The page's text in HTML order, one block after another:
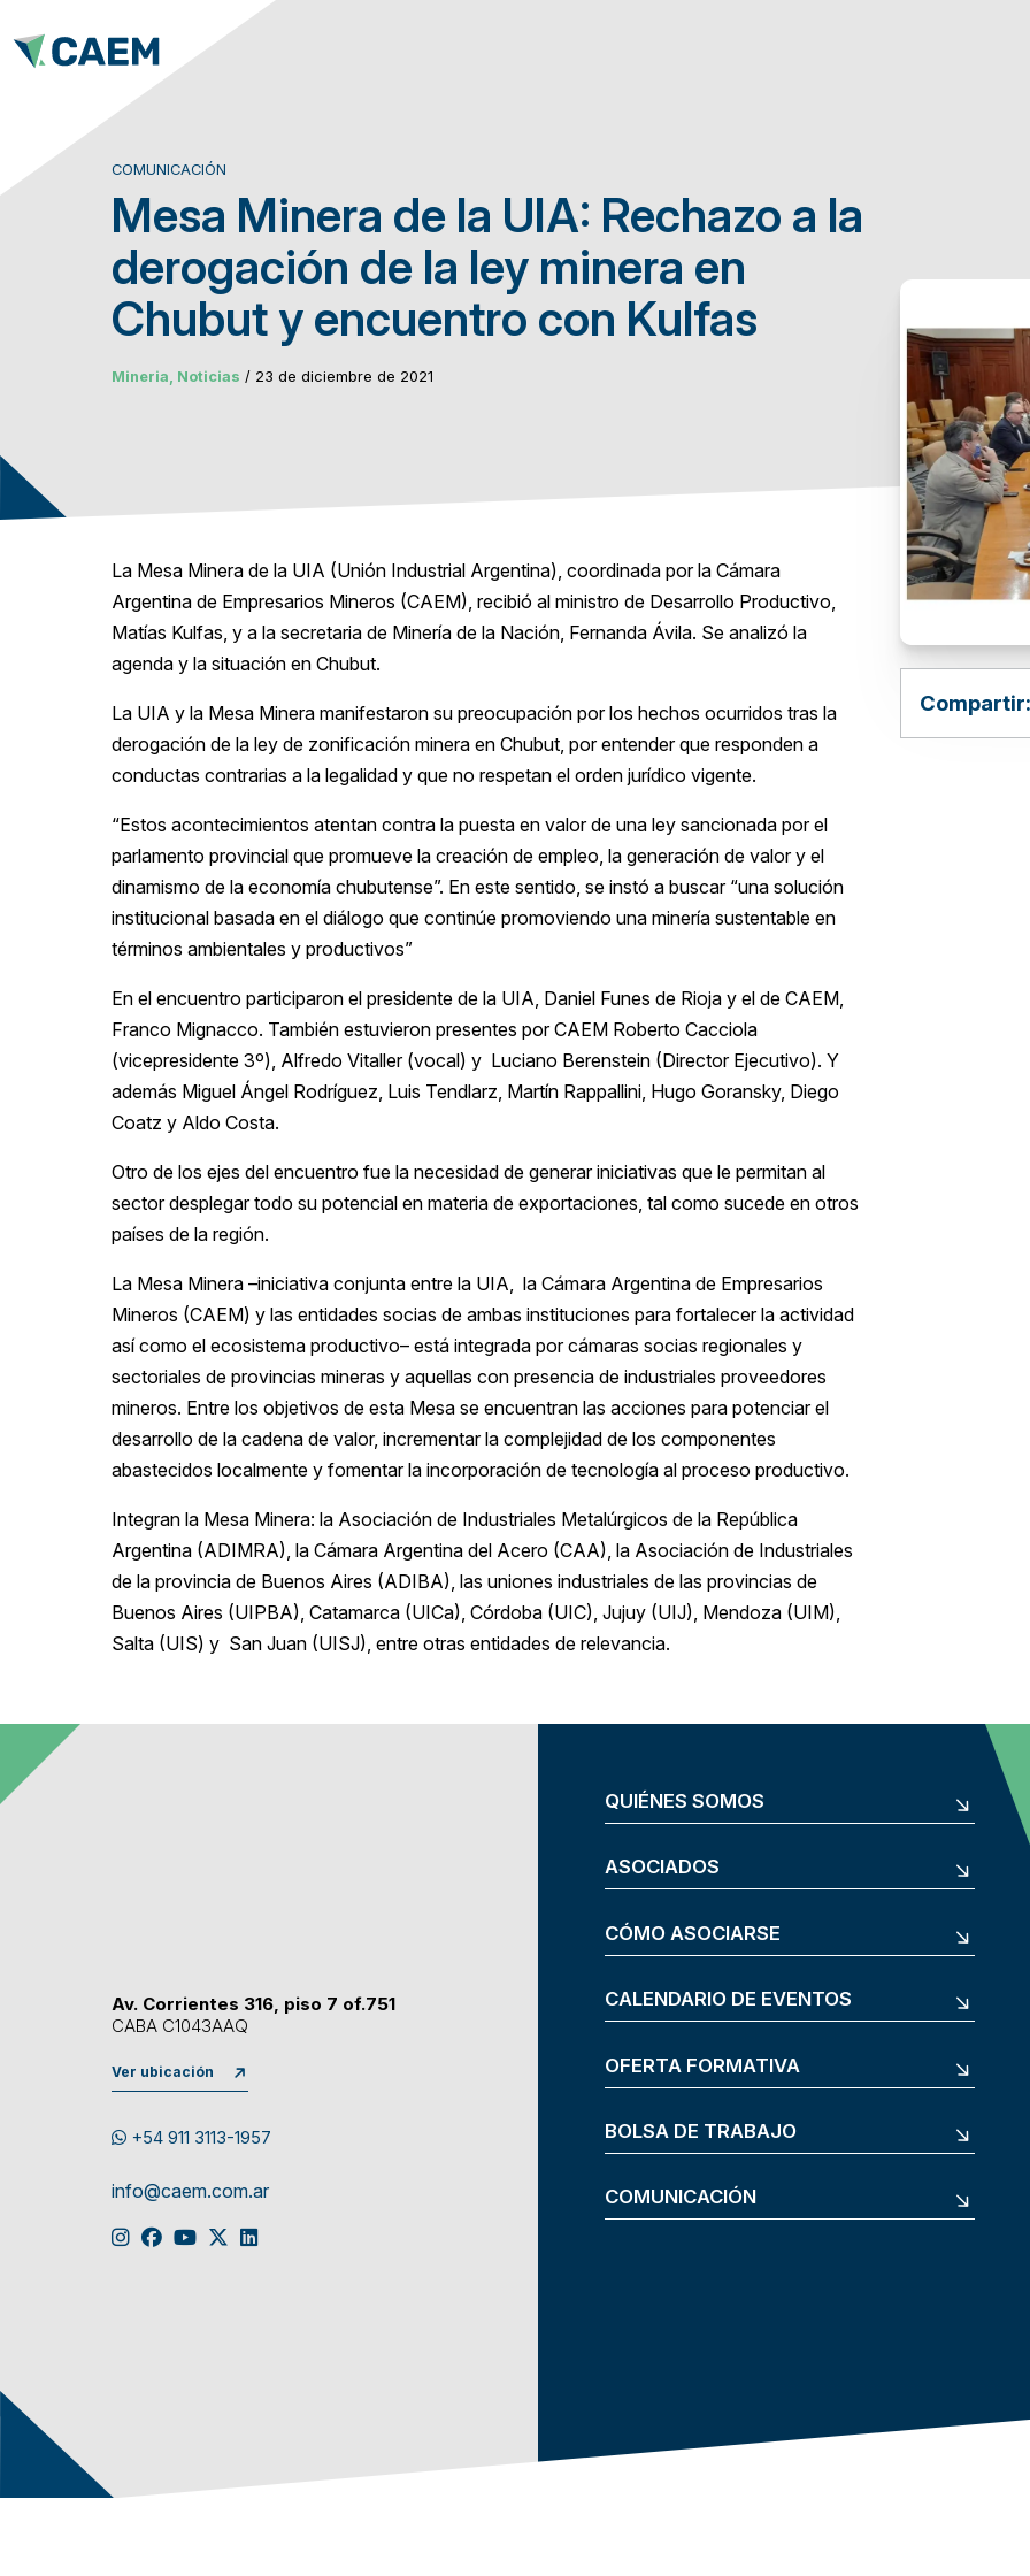
COMUNICACIÓN
Mesa Minera de la UIA: Rechazo a la
derogación de la ley minera en
Chubut y encuentro con Kulfas
Mineria, Noticias / 23 de diciembre de 2021
La Mesa Minera de la UIA (Unión Industrial Argentina), coordinada por la Cámara
Argentina de Empresarios Mineros (CAEM), recibió al ministro de Desarrollo Productivo,
Matías Kulfas, y a la secretaria de Minería de la Nación, Fernanda Ávila. Se analizó la
agenda y la situación en Chubut.
La UIA y la Mesa Minera manifestaron su preocupación por los hechos ocurridos tras la
derogación de la ley de zonificación minera en Chubut, por entender que responden a
conductas contrarias a la legalidad y que no respetan el orden jurídico vigente.
“Estos acontecimientos atentan contra la puesta en valor de una ley sancionada por el
parlamento provincial que promueve la creación de empleo, la generación de valor y el
dinamismo de la economía chubutense”. En este sentido, se instó a buscar “una solución
institucional basada en el diálogo que continúe promoviendo una minería sustentable en
términos ambientales y productivos”
En el encuentro participaron el presidente de la UIA, Daniel Funes de Rioja y el de CAEM,
Franco Mignacco. También estuvieron presentes por CAEM Roberto Cacciola
(vicepresidente 3º), Alfredo Vitaller (vocal) y Luciano Berenstein (Director Ejecutivo). Y
además Miguel Ángel Rodríguez, Luis Tendlarz, Martín Rappallini, Hugo Goransky, Diego
Coatz y Aldo Costa.
Otro de los ejes del encuentro fue la necesidad de generar iniciativas que le permitan al
sector desplegar todo su potencial en materia de exportaciones, tal como sucede en otros
países de la región.
La Mesa Minera –iniciativa conjunta entre la UIA, la Cámara Argentina de Empresarios
Mineros (CAEM) y las entidades socias de ambas instituciones para fortalecer la actividad
así como el ecosistema productivo– está integrada por cámaras socias regionales y
sectoriales de provincias mineras y aquellas con presencia de industriales proveedores
mineros. Entre los objetivos de esta Mesa se encuentran las acciones para potenciar el
desarrollo de la cadena de valor, incrementar la complejidad de los componentes
abastecidos localmente y fomentar la incorporación de tecnología al proceso productivo.
Integran la Mesa Minera: la Asociación de Industriales Metalúrgicos de la República
Argentina (ADIMRA), la Cámara Argentina del Acero (CAA), la Asociación de Industriales
de la provincia de Buenos Aires (ADIBA), las uniones industriales de las provincias de
Buenos Aires (UIPBA), Catamarca (UICa), Córdoba (UIC), Jujuy (UIJ), Mendoza (UIM),
Salta (UIS) y San Juan (UISJ), entre otras entidades de relevancia.
Compartir:
Av. Corrientes 316, piso 7 of.751
CABA C1043AAQ
Ver ubicación
+54 911 3113-1957
info@caem.com.ar
QUIÉNES SOMOS
ASOCIADOS
CÓMO ASOCIARSE
CALENDARIO DE EVENTOS
OFERTA FORMATIVA
BOLSA DE TRABAJO
COMUNICACIÓN